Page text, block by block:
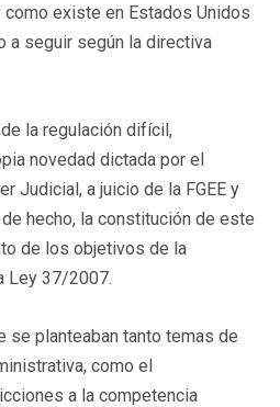
existe en Estados Unidos
a seguir según la directiva
la regulación difícil,
novedad dictada por el
Judicial, a juicio de la FGEE y
hecho, la constitución de este
de los objetivos de la
Ley 37/2007.
se planteaban tanto temas de
como el
a la competencia